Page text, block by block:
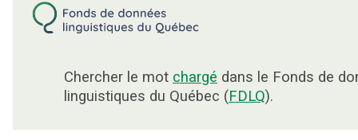
Chercher le mot chargé dans le Fonds de
linguistiques du Québec (FDLQ).